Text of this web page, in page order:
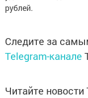
рублей.
Следите за
Telegram-канале
Читайте новости